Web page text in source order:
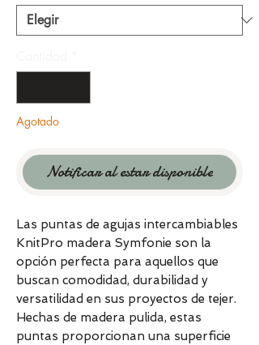
Agotado
Notificar al estar disponible
Las puntas de agujas intercambiables
KnitPro madera Symfonie son la
opción perfecta para aquellos que
buscan comodidad, durabilidad y
versatilidad en sus proyectos de tejer.
Hechas de madera pulida, estas
puntas proporcionan una superficie